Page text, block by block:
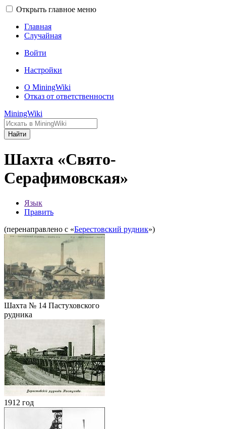
Открыть главное меню
Главная
Случайная
Войти
Настройки
О MiningWiki
Отказ от ответственности
MiningWiki
Найти
Шахта «Свято-
Серафимовская»
Язык
Править
(перенаправлено с «Берестовский рудник»)
Шахта № 14 Пастуховского
рудника
1912 год